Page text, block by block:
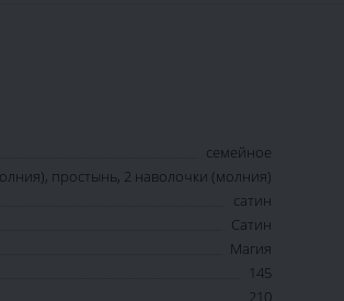
семейное
простынь, 2 наволочки (молния)
сатин
Сатин
Магия
145
210